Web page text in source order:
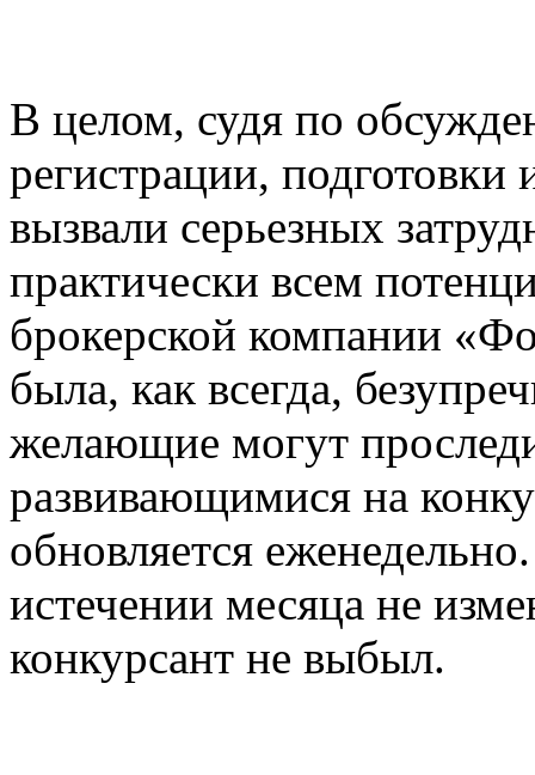
В целом, судя по
регистрации,
вызвали серьезных
практически всем
брокерской компании
была, как всегда,
желающие могут
развивающимися на
обновляется
истечении месяца не
конкурсант не выбыл.